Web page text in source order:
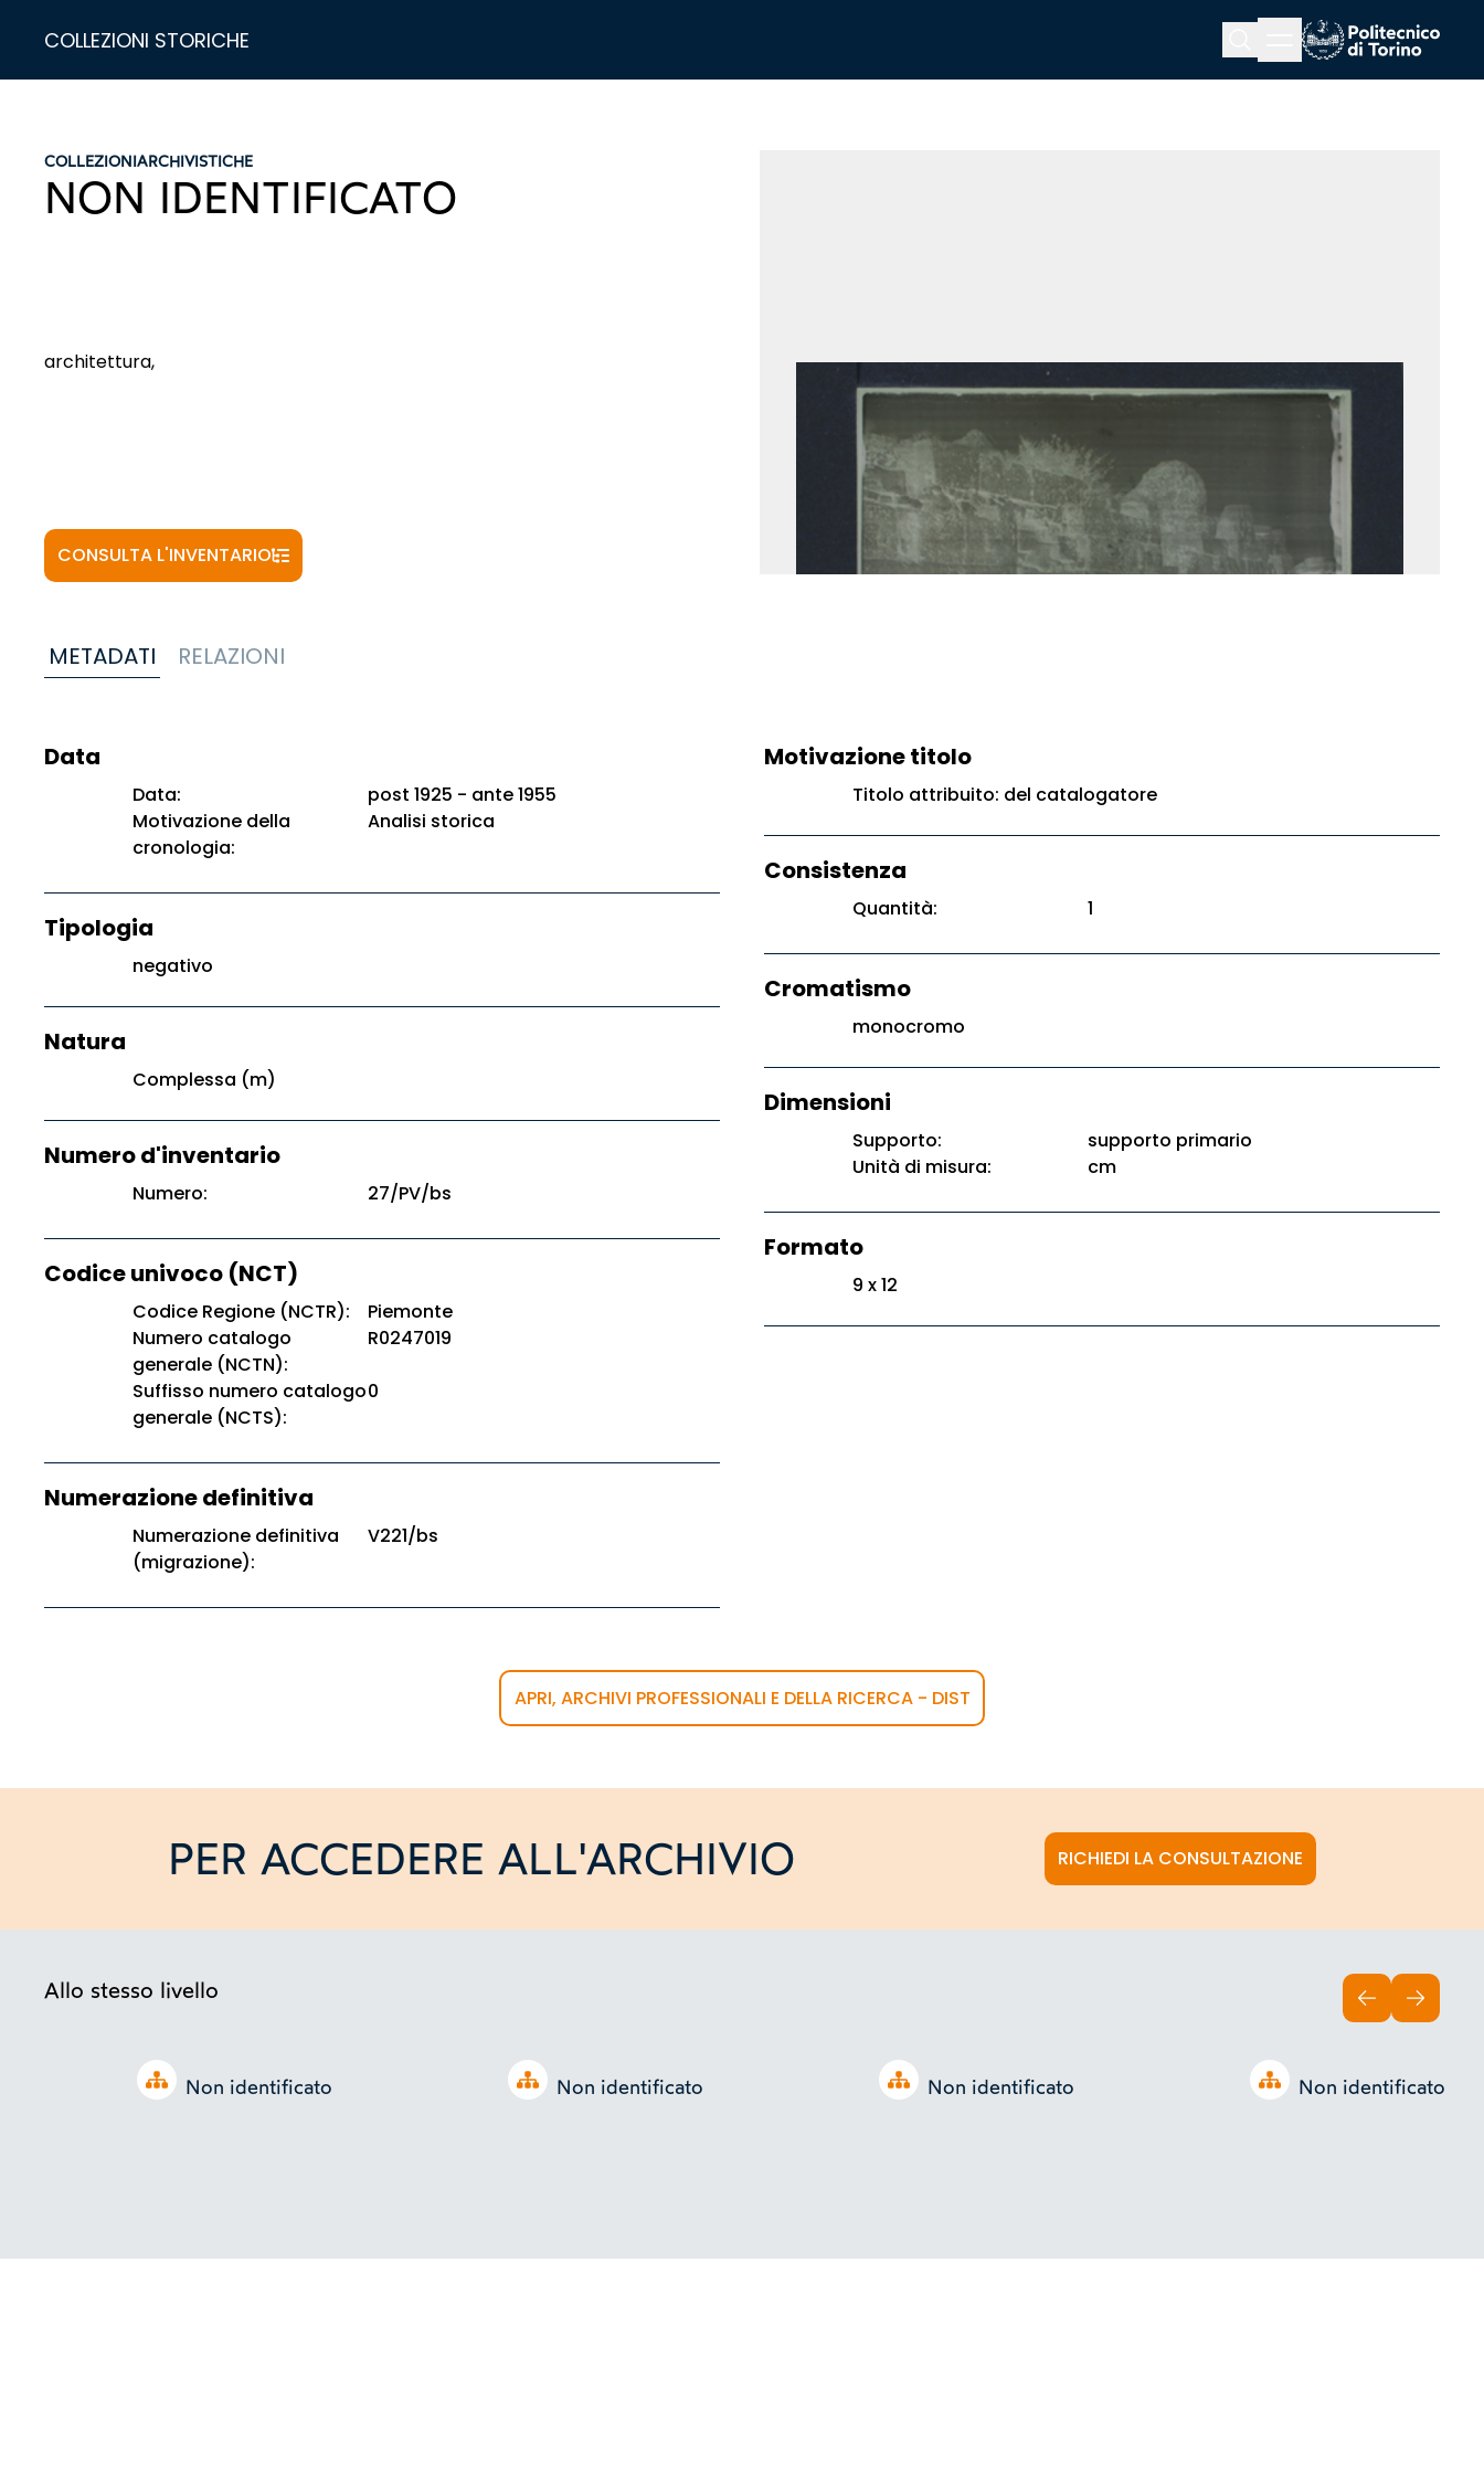
COLLEZIONI STORICHE
Menu button
COLLEZIONIARCHIVISTICHE
NON IDENTIFICATO
architettura,
CONSULTA L'INVENTARIO
METADATI RELAZIONI
Data
Data:
post 1925 - ante 1955
Motivazione della
cronologia:
Analisi storica
Tipologia
negativo
Natura
Complessa (m)
Numero d'inventario
Numero: 27/PV/bs
Codice univoco (NCT)
Codice Regione (NCTR):
Piemonte
Numero catalogo
generale (NCTN):
R0247019
Suffisso numero catalogo
generale (NCTS):
0
Numerazione definitiva
Numerazione definitiva
(migrazione):
V221/bs
Motivazione titolo
Titolo attribuito: del catalogatore
Consistenza
Quantità: 1
Cromatismo
monocromo
Dimensioni
Supporto:
supporto primario
Unità di misura:
cm
Formato
9 x 12
APRI, ARCHIVI PROFESSIONALI E DELLA RICERCA - DIST
PER ACCEDERE ALL'ARCHIVIO RICHIEDI LA CONSULTAZIONE
Allo stesso livello
Open tree Open tree
Non identificato Open tree
Non identificato Open tree
Non identificato Non identificato
INDIETROAVANTI